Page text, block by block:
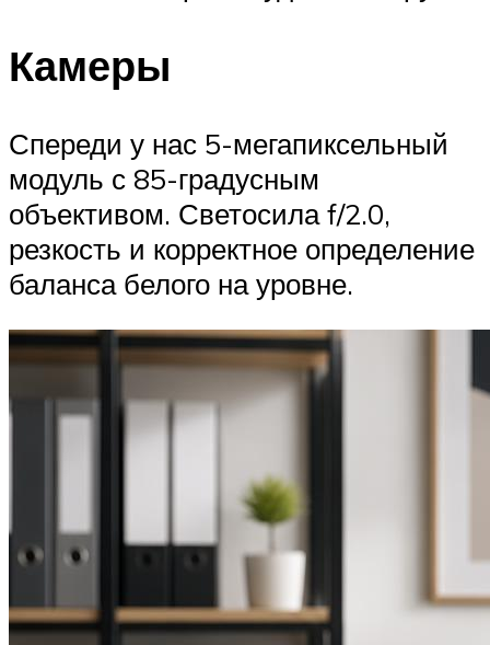
Камеры
Спереди у нас 5-мегапиксельный
модуль с 85-градусным
объективом. Светосила f/2.0,
резкость и корректное определение
баланса белого на уровне.